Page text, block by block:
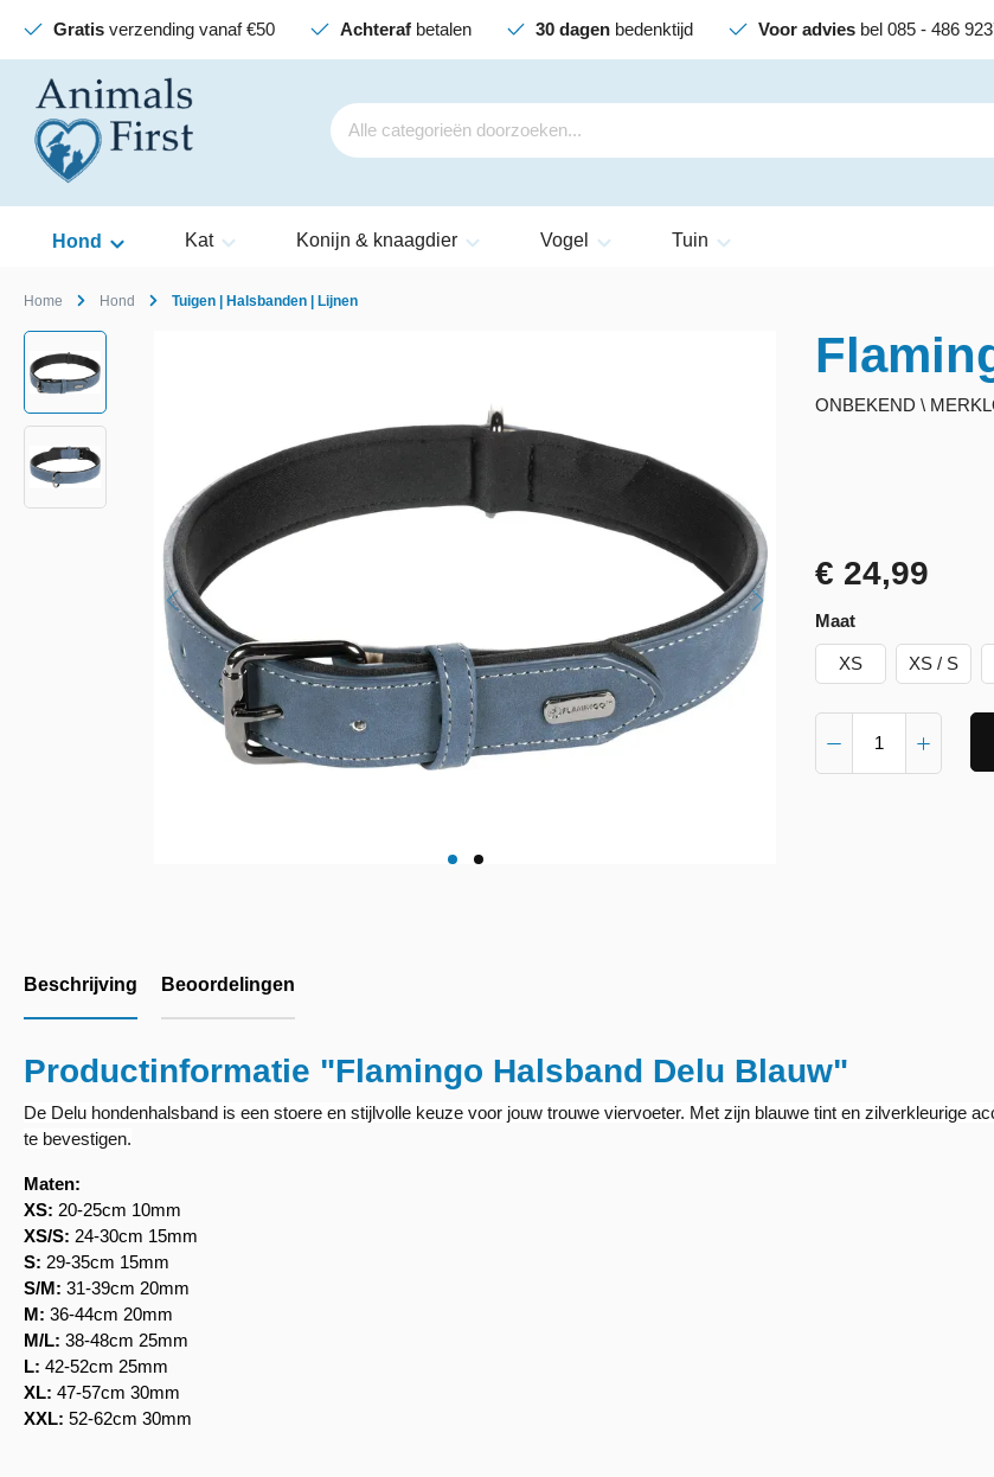
Gratisverzending vanaf €50 Achterafbetalen 30 dagen bedenktijd Voor advies bel 085 - 486
Hond Kat Konijn & knaagdier Vogel Tuin
Home Hond Tuigen | Halsbanden | Lijnen
ONBEKEND \
€ 24,99
Maat
XS XS / S
Beschrijving Beoordelingen
Productinformatie "Flamingo Halsband Delu Blauw"
De Delu hondenhalsband is een stoere en stijlvolle keuze voor jouw trouwe viervoeter. Met zijn blauwe tint en zilverkleurige
te bevestigen.
Maten:
XS: 20-25cm 10mm
XS/S: 24-30cm 15mm
S: 29-35cm 15mm
S/M: 31-39cm 20mm
M: 36-44cm 20mm
M/L: 38-48cm 25mm
L: 42-52cm 25mm
XL: 47-57cm 30mm
XXL: 52-62cm 30mm